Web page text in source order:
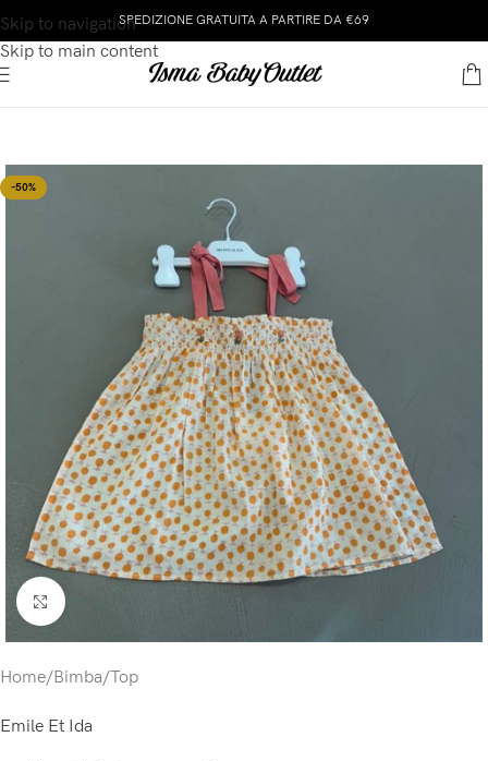
Skip to navigation
Skip to main content
SPEDIZIONE GRATUITA A PARTIRE DA €69
-50%
Click to enlarge
Home/Bimba/Top
Emile Et Ida